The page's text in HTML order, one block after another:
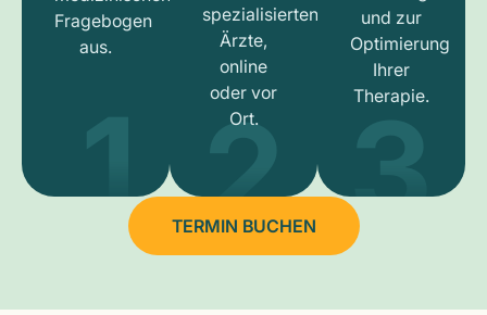
Fragebogen
aus.
1
spezialisierten
Ärzte,
online
oder vor
Ort.
2
und zur
Optimierung
Ihrer
Therapie.
3
TERMIN BUCHEN